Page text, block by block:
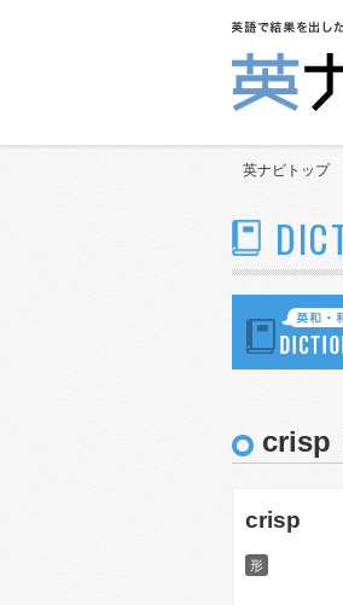
英ナビトップ
crisp
crisp
形